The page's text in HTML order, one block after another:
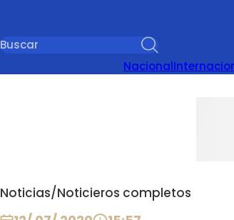
Nacional
Noticias/Noticieros completos